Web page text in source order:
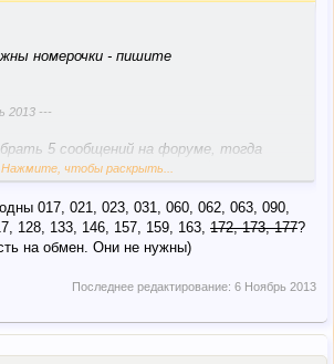
номерочки - пишите
2013 ---
5 сообщений на форуме, тогда
Осталось еще одно
Нажмите, чтобы раскрыть...
017, 021, 023, 031, 060, 062, 063, 090,
128, 133, 146, 157, 159, 163, 172, 173, 177?
на обмен. Они не нужны)
Последнее редактирование: 6 Ноябрь 2013